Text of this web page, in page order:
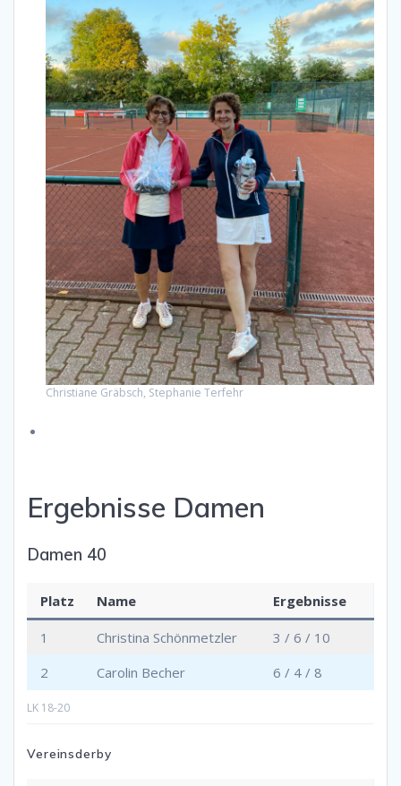
Christiane Gräbsch, Stephanie Terfehr
Ergebnisse Damen
Damen 40
Platz Name Ergebnisse
1 Christina Schönmetzler
3 / 6 / 10
2
Carolin Becher 6 / 4 / 8
LK 18-20
Vereinsderby